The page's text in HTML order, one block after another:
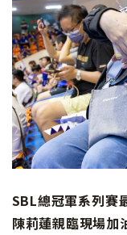
SBL總冠軍系列賽
陳莉蓮親臨現場加